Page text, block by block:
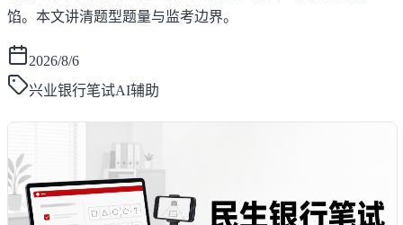
馅。本文讲清题型题量与监考边界。
2026/8/6
兴业银行笔试AI辅助